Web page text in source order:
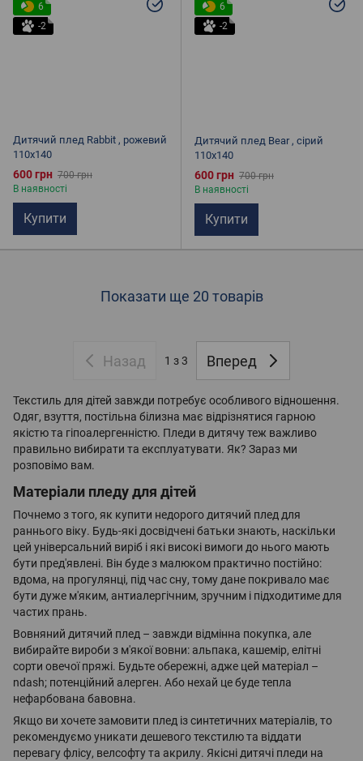
6
-2
Дитячий плед Rabbit , рожевий
110х140
600 грн 700 грн
В наявності
Купити
6
-2
Дитячий плед Bear , сірий
110х140
600 грн 700 грн
В наявності
Купити
Показати ще 20 товарів
Назад 1 з 3 Вперед
Текстиль для дітей завжди потребує особливого відношення.
Одяг, взуття, постільна білизна має відрізнятися гарною
якістю та гіпоалергенністю. Пледи в дитячу теж важливо
правильно вибирати та експлуатувати. Як? Зараз ми
розповімо вам.
Матеріали пледу для дітей
Почнемо з того, як купити недорого дитячий плед для
раннього віку. Будь-які досвідчені батьки знають, наскільки
цей універсальний виріб і які високі вимоги до нього мають
бути пред'явлені. Він буде з малюком практично постійно:
вдома, на прогулянці, під час сну, тому дане покривало має
бути дуже м'яким, антиалергічним, зручним і підходитиме для
частих прань.
Вовняний дитячий плед – завжди відмінна покупка, але
вибирайте вироби з м'якої вовни: альпака, кашемір, елітні
сорти овечої пряжі. Будьте обережні, адже цей матеріал –
ndash; потенційний алерген. Або нехай це буде тепла
нефарбована бавовна.
Якщо ви хочете замовити плед із синтетичних матеріалів, то
рекомендуємо уникати дешевого текстилю та віддати
перевагу флісу, велсофту та акрилу. Якісні дитячі пледи на